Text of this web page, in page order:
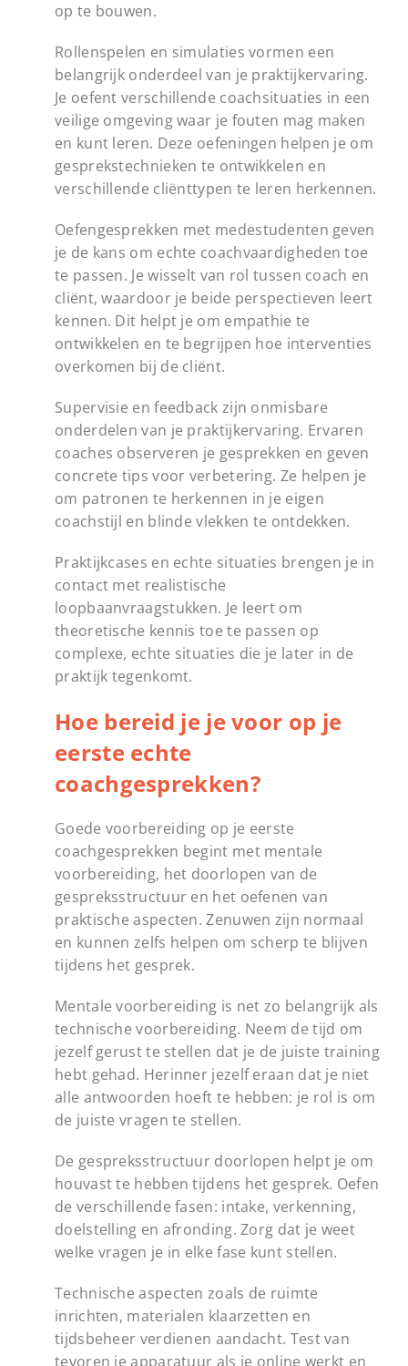
op te bouwen.
Rollenspelen en simulaties vormen een
belangrijk onderdeel van je praktijkervaring.
Je oefent verschillende coachsituaties in een
veilige omgeving waar je fouten mag maken
en kunt leren. Deze oefeningen helpen je om
gesprekstechnieken te ontwikkelen en
verschillende cliënttypen te leren herkennen.
Oefengesprekken met medestudenten geven
je de kans om echte coachvaardigheden toe
te passen. Je wisselt van rol tussen coach en
cliënt, waardoor je beide perspectieven leert
kennen. Dit helpt je om empathie te
ontwikkelen en te begrijpen hoe interventies
overkomen bij de cliënt.
Supervisie en feedback zijn onmisbare
onderdelen van je praktijkervaring. Ervaren
coaches observeren je gesprekken en geven
concrete tips voor verbetering. Ze helpen je
om patronen te herkennen in je eigen
coachstijl en blinde vlekken te ontdekken.
Praktijkcases en echte situaties brengen je in
contact met realistische
loopbaanvraagstukken. Je leert om
theoretische kennis toe te passen op
complexe, echte situaties die je later in de
praktijk tegenkomt.
Hoe bereid je je voor op je
eerste echte
coachgesprekken?
Goede voorbereiding op je eerste
coachgesprekken begint met mentale
voorbereiding, het doorlopen van de
gespreksstructuur en het oefenen van
praktische aspecten. Zenuwen zijn normaal
en kunnen zelfs helpen om scherp te blijven
tijdens het gesprek.
Mentale voorbereiding is net zo belangrijk als
technische voorbereiding. Neem de tijd om
jezelf gerust te stellen dat je de juiste training
hebt gehad. Herinner jezelf eraan dat je niet
alle antwoorden hoeft te hebben: je rol is om
de juiste vragen te stellen.
De gespreksstructuur doorlopen helpt je om
houvast te hebben tijdens het gesprek. Oefen
de verschillende fasen: intake, verkenning,
doelstelling en afronding. Zorg dat je weet
welke vragen je in elke fase kunt stellen.
Technische aspecten zoals de ruimte
inrichten, materialen klaarzetten en
tijdsbeheer verdienen aandacht. Test van
tevoren je apparatuur als je online werkt en